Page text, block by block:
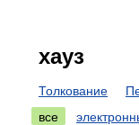
хауз
Толкование
все